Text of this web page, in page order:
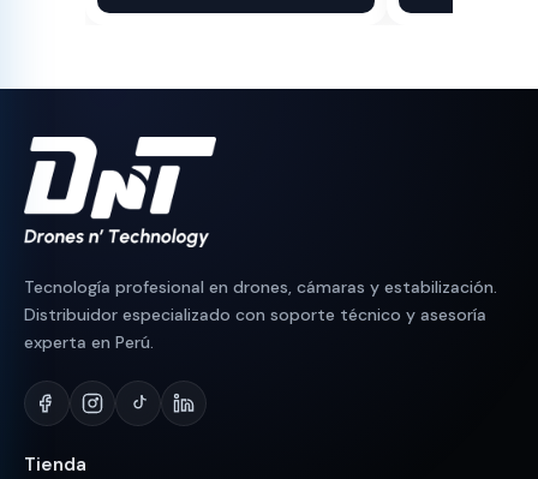
original
actual
original
actual
Tecnología profesional en drones, cámaras y estabilización.
Distribuidor especializado con soporte técnico y asesoría
experta en Perú.
Tienda